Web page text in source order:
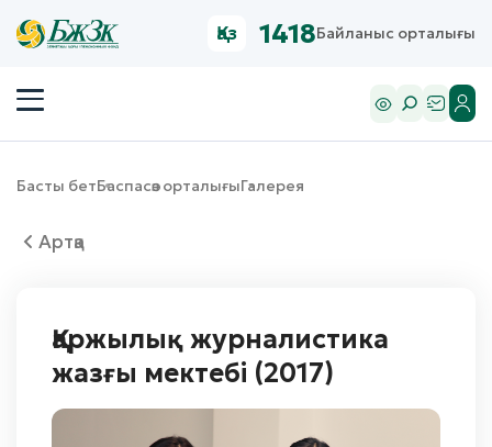
Қаз 1418Байланыс орталығы
Басты бетБаспасөз орталығыГалерея
Артқа
Қаржылық журналистика
жазғы мектебі (2017)